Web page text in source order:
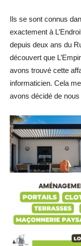
Ils se sont connus
exactement à
depuis deux ans du
découvert que
avons trouvé cette
informaticien. Cela
avons décidé de